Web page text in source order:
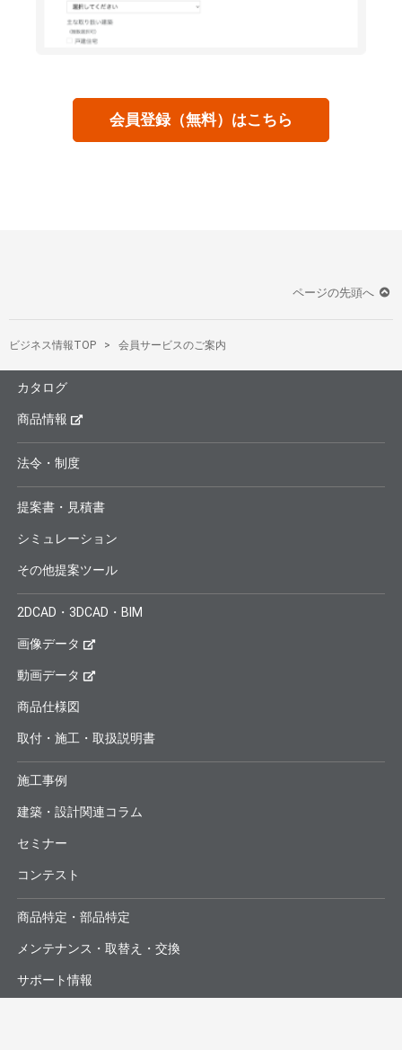
会員登録（無料）はこちら
ページの先頭へ
ビジネス情報TOP 会員サービスのご案内
カタログ
商品情報
法令・制度
提案書・見積書
シミュレーション
その他提案ツール
2DCAD・3DCAD・BIM
画像データ
動画データ
商品仕様図
取付・施工・取扱説明書
施工事例
建築・設計関連コラム
セミナー
コンテスト
商品特定・部品特定
メンテナンス・取替え・交換
サポート情報